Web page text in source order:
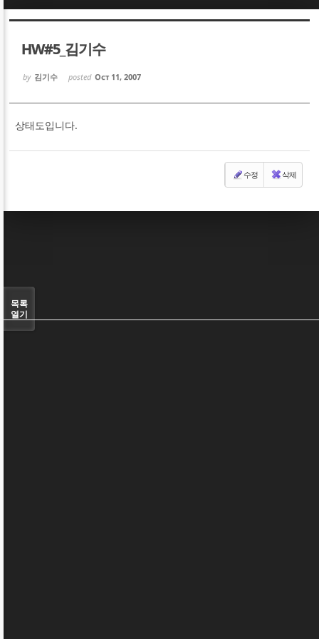
HW#5_김기수
by 김기수 posted Oct 11, 2007
상태도입니다.
수정 삭제
목록
열기
Sketchbook5, 스케치북5
Sketchbook5, 스케치북5
Sketchbook5, 스케치북5
Sketchbook5, 스케치북5